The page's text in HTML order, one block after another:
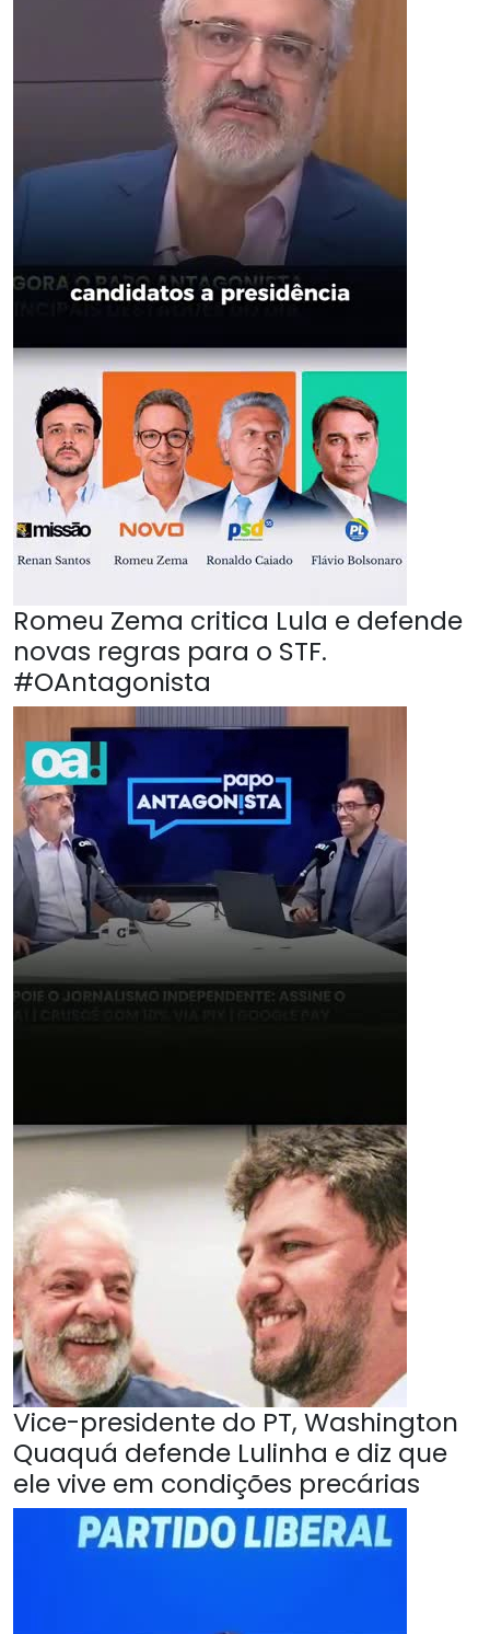
Romeu Zema critica Lula e defende
novas regras para o STF.
#OAntagonista
Vice-presidente do PT, Washington
Quaquá defende Lulinha e diz que
ele vive em condições precárias